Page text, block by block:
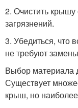
2. Очистить крышу
загрязнений.
3. Убедиться, что
не требуют
Выбор материала
Существует
крыш, но